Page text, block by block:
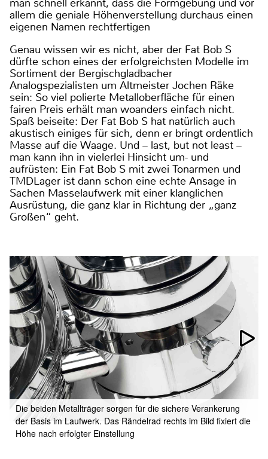
man schnell erkannt, dass die Formgebung und vor
allem die geniale Höhenverstellung durchaus einen
eigenen Namen rechtfertigen
Genau wissen wir es nicht, aber der Fat Bob S
dürfte schon eines der erfolgreichsten Modelle im
Sortiment der Bergischgladbacher
Analogspezialisten um Altmeister Jochen Räke
sein: So viel polierte Metalloberfläche für einen
fairen Preis erhält man woanders einfach nicht.
Spaß beiseite: Der Fat Bob S hat natürlich auch
akustisch einiges für sich, denn er bringt ordentlich
Masse auf die Waage. Und – last, but not least –
man kann ihn in vielerlei Hinsicht um- und
aufrüsten: Ein Fat Bob S mit zwei Tonarmen und
TMDLager ist dann schon eine echte Ansage in
Sachen Masselaufwerk mit einer klanglichen
Ausrüstung, die ganz klar in Richtung der „ganz
Großen“ geht.
Die beiden Metallträger sorgen für die sichere Verankerung
der Basis im Laufwerk. Das Rändelrad rechts im Bild fixiert die
Höhe nach erfolgter Einstellung